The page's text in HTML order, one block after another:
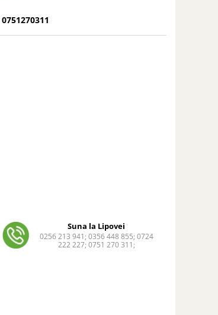
0751270311
Suna la Lipovei
0256 213 941; 0356 448 855; 0724
222 227; 0751 270 311;